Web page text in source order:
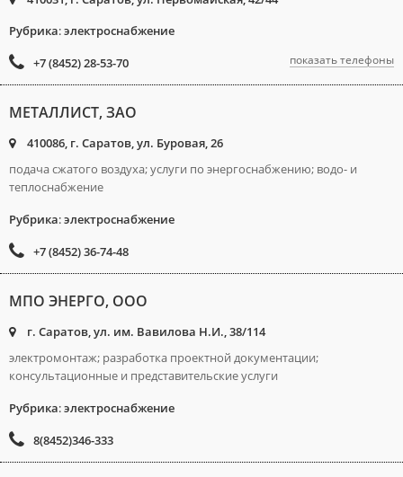
Рубрика:электроснабжение
+7 (8452) 28-53-70
показать телефоны
МЕТАЛЛИСТ, ЗАО
410086, г. Саратов, ул. Буровая, 26
подача сжатого воздуха; услуги по энергоснабжению; водо- и
теплоснабжение
Рубрика:электроснабжение
+7 (8452) 36-74-48
МПО ЭНЕРГО, ООО
г. Саратов, ул. им. Вавилова Н.И., 38/114
электромонтаж; разработка проектной документации;
консультационные и представительские услуги
Рубрика:электроснабжение
8(8452)346-333